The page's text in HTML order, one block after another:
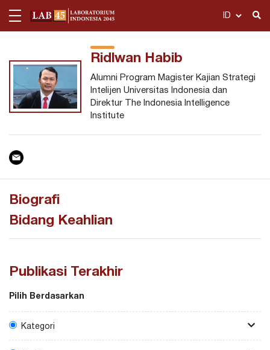
Tentang Kami
Publikasi
Dashboard
Politik Hukum dan Keamanan
Multimedia
Acara
Karier
Kontak
Ridlwan Habib
Alumni Program Magister Kajian Strategi
Intelijen Universitas Indonesia dan
Direktur The Indonesia Intelligence
Institute
Biografi
Bidang Keahlian
Publikasi Terakhir
Pilih Berdasarkan
Kategori
Bedah Literatur